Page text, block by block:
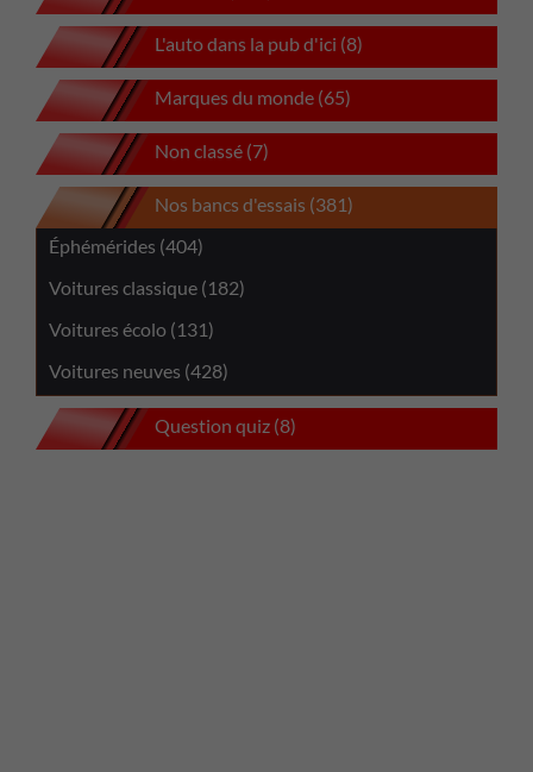
L'auto dans la pub d'ici (8)
Marques du monde (65)
Non classé (7)
Nos bancs d'essais (381)
Éphémérides (404)
Voitures classique (182)
Voitures écolo (131)
Voitures neuves (428)
Question quiz (8)